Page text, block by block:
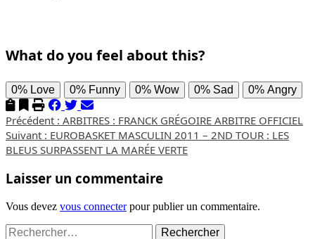
What do you feel about this?
0% Love 0% Funny 0% Wow 0% Sad 0% Angry
Navigation
d’article
Précédent : ARBITRES : FRANCK GRÉGOIRE ARBITRE OFFICIEL
Suivant : EUROBASKET MASCULIN 2011 – 2ND TOUR : LES
BLEUS SURPASSENT LA MARÉE VERTE
Laisser un commentaire
Vous devez vous connecterpour publier un commentaire.
Rechercher :